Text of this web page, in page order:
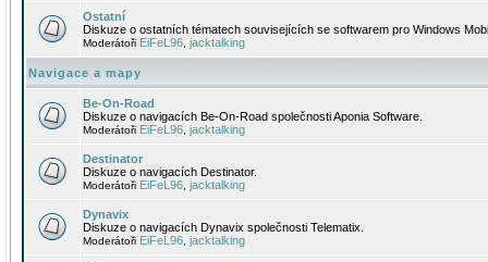
Ostatní
Diskuze o ostatních tématech souvisejících se softwarem pro Windows
Moderátoři EiFeL96 jacktalking
Navigace a mapy
Be-On-Road
Diskuze o navigacích Be-On-Road společnosti Aponia Software.
Moderátoři EiFeL96 jacktalking
Destinator
Diskuze o navigacích Destinator.
Moderátoři EiFeL96 jacktalking
Dynavix
Diskuze o navigacích Dynavix společnosti Telematix.
Moderátoři EiFeL96 jacktalking